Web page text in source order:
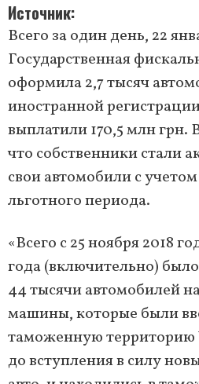
Источник
Всего за один день, 22
Государственная
оформила 2,7 тысяч
иностранной
выплатили 170,5 млн грн.
что собственники стали
свои автомобили с
льготного периода.
«Всего с 25 ноября 2018
года (включительно)
44 тысячи автомобилей
машины, которые были
таможенную территорию
до вступления в силу